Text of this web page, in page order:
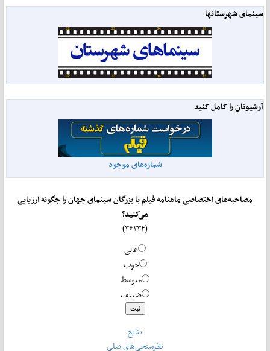
سینمای شهرستانها
آرشیوتان را کامل کنید
شماره‌های موجود
مصاحبه‌های اختصاصی ماهنامه فیلم با بزرگان سینمای جهان را چگونه ارزیابی
می‌کنید؟
(۳۶۲۳۴)
عالی
خوب
متوسط
ضعیف
نتایج
نظرسنجی‌های قبلی